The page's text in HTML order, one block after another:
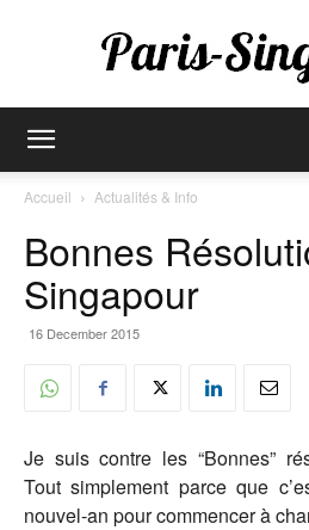
Accueil Actualités & Info
Bonnes
Singapour
16 December 2015
Je suis contre les “Bonnes”
Tout simplement parce que
nouvel-an pour commencer à